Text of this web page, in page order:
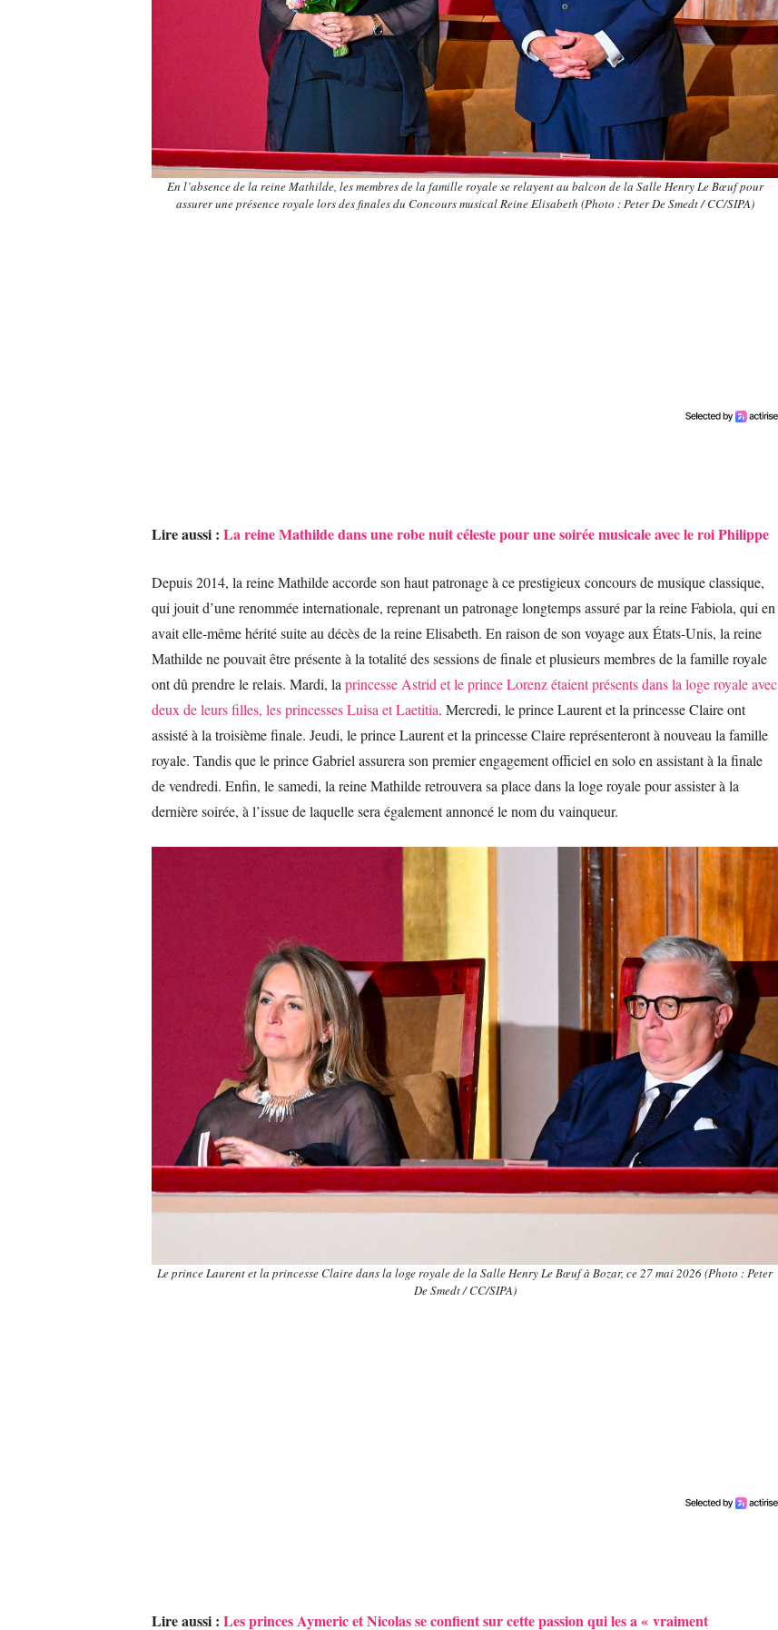
En l’absence de la reine Mathilde, les membres de la famille royale se relayent au balcon de la Salle Henry Le Bœuf pour
assurer une présence royale lors des finales du Concours musical Reine Elisabeth (Photo : Peter De Smedt / CC/SIPA)
Lire aussi : La reine Mathilde dans une robe nuit céleste pour une soirée musicale avec le roi Philippe
Depuis 2014, la reine Mathilde accorde son haut patronage à ce prestigieux concours de musique classique,
qui jouit d’une renommée internationale, reprenant un patronage longtemps assuré par la reine Fabiola, qui en
avait elle-même hérité suite au décès de la reine Elisabeth. En raison de son voyage aux États-Unis, la reine
Mathilde ne pouvait être présente à la totalité des sessions de finale et plusieurs membres de la famille royale
ont dû prendre le relais. Mardi, la princesse Astrid et le prince Lorenz étaient présents dans la loge royale avec
deux de leurs filles, les princesses Luisa et Laetitia. Mercredi, le prince Laurent et la princesse Claire ont
assisté à la troisième finale. Jeudi, le prince Laurent et la princesse Claire représenteront à nouveau la famille
royale. Tandis que le prince Gabriel assurera son premier engagement officiel en solo en assistant à la finale
de vendredi. Enfin, le samedi, la reine Mathilde retrouvera sa place dans la loge royale pour assister à la
dernière soirée, à l’issue de laquelle sera également annoncé le nom du vainqueur.
Le prince Laurent et la princesse Claire dans la loge royale de la Salle Henry Le Bœuf à Bozar, ce 27 mai 2026 (Photo : Peter
De Smedt / CC/SIPA)
Lire aussi : Les princes Aymeric et Nicolas se confient sur cette passion qui les a « vraiment